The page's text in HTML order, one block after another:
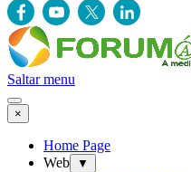
Saltar menu
×
Home Page
Web
▼